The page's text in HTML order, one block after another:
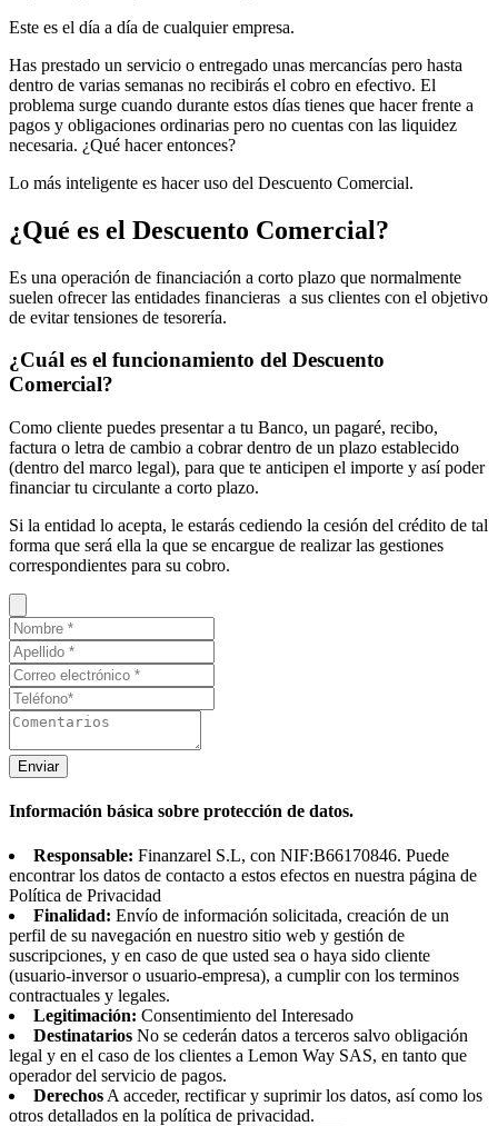
Este es el día a día de cualquier empresa.
Has prestado un servicio o entregado unas mercancías pero hasta
dentro de varias semanas no recibirás el cobro en efectivo. El
problema surge cuando durante estos días tienes que hacer frente a
pagos y obligaciones ordinarias pero no cuentas con las liquidez
necesaria. ¿Qué hacer entonces?
Lo más inteligente es hacer uso del Descuento Comercial.
¿Qué es el Descuento Comercial?
Es una operación de financiación a corto plazo que normalmente
suelen ofrecer las entidades financieras a sus clientes con el objetivo
de evitar tensiones de tesorería.
¿Cuál es el funcionamiento del Descuento
Comercial?
Como cliente puedes presentar a tu Banco, un pagaré, recibo,
factura o letra de cambio a cobrar dentro de un plazo establecido
(dentro del marco legal), para que te anticipen el importe y así poder
financiar tu circulante a corto plazo.
Si la entidad lo acepta, le estarás cediendo la cesión del crédito de tal
forma que será ella la que se encargue de realizar las gestiones
correspondientes para su cobro.
Enviar
Información básica sobre protección de datos.
Responsable: Finanzarel S.L, con NIF:B66170846. Puede
encontrar los datos de contacto a estos efectos en nuestra página de
Política de Privacidad
Finalidad: Envío de información solicitada, creación de un
perfil de su navegación en nuestro sitio web y gestión de
suscripciones, y en caso de que usted sea o haya sido cliente
(usuario-inversor o usuario-empresa), a cumplir con los terminos
contractuales y legales.
Legitimación: Consentimiento del Interesado
Destinatarios No se cederán datos a terceros salvo obligación
legal y en el caso de los clientes a Lemon Way SAS, en tanto que
operador del servicio de pagos.
Derechos A acceder, rectificar y suprimir los datos, así como los
otros detallados en la política de privacidad.